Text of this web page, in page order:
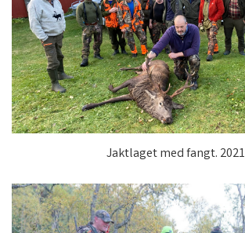
Jaktlaget med fangt. 2021